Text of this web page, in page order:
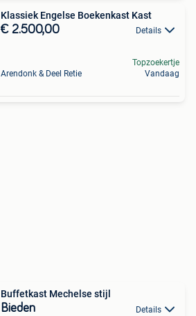
Klassiek Engelse Boekenkast Kast
€ 2.500,00 Details
Arendonk & Deel Retie
Topzoekertje
Vandaag
Buffetkast Mechelse stijl
Bieden Details